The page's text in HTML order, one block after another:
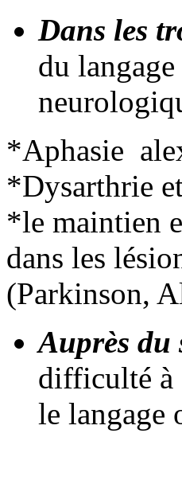
Dans les
du
*Aphasie
*Dysarthrie
*le maintien
dans les
(Parkinson,
Auprès du
difficulté à
le langage